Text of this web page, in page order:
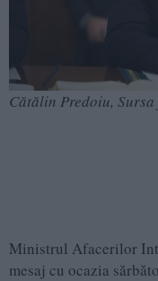
Cătălin Predoiu,
Ministrul Afacerilor
mesaj cu ocazia